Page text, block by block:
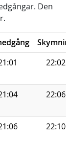
Den
22:02
22:06
22:10